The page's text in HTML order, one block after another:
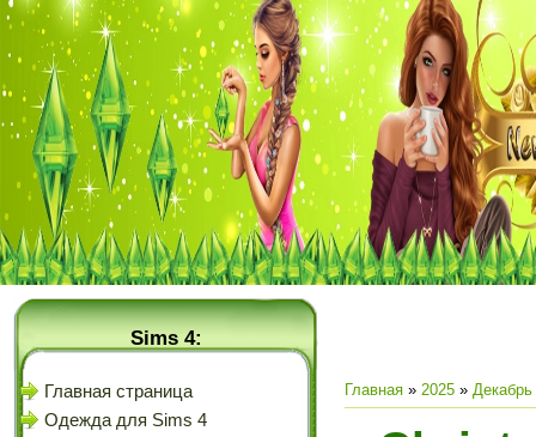
Sims 4:
Главная страница
Одежда для Sims 4
Главная » 2025 » Декабрь